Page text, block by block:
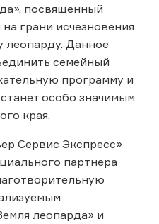
посвященный
грани исчезновения
леопарду. Данное
семейный
программу и
особо значимым
края.
Сервис Экспресс»
партнера
леопарда» и